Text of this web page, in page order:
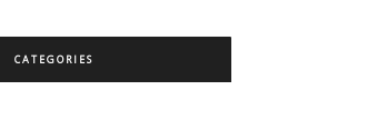
CATEGORIES